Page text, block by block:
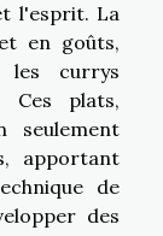
l'esprit. La
en goûts,
les currys
Ces plats,
seulement
apportant
de
des